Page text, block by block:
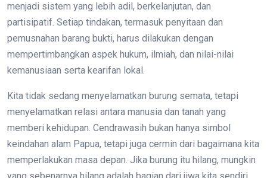
menjadi sistem yang lebih adil, berkelanjutan, dan
partisipatif. Setiap tindakan, termasuk penyitaan dan
pemusnahan barang bukti, harus dilakukan dengan
mempertimbangkan aspek hukum, ilmiah, dan nilai-nilai
kemanusiaan serta kearifan lokal.
Kita tidak sedang menyelamatkan burung semata, tetapi
menyelamatkan relasi antara manusia dan tanah yang
memberi kehidupan. Cendrawasih bukan hanya simbol
keindahan alam Papua, tetapi juga cermin dari bagaimana kita
memperlakukan masa depan. Jika burung itu hilang, mungkin